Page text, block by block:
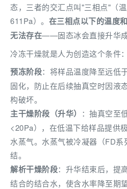
态，三者的交汇点叫"三相点"（
611Pa）。 在三相点以下的温度
无法存在——固态冰会直接升华成
冷冻干燥就是人为创造这个条件：
预冻阶段：将样品温度降至远低
固化，防止在后续抽真空时因液
构破坏。
主干燥阶段（升华）
：抽真空至
<20Pa），在低温下给样品提供
水蒸气。水蒸气被冷凝器（FD
结。
解析干燥阶段：升华结束后，提
结合的结合水，使含水率降至期望